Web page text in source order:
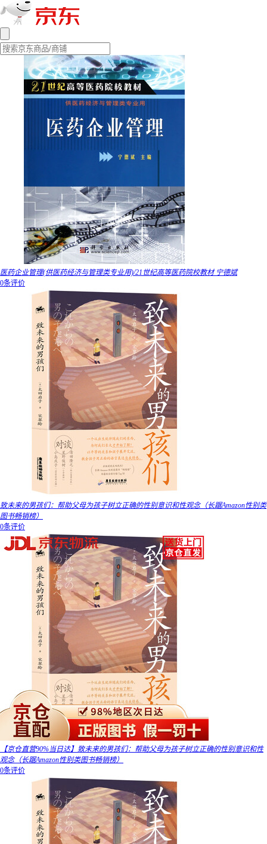
医药企业管理(供医药经济与管理类专业用)/21世纪高等医药院校教材 宁德斌
0条评价
致未来的男孩们：帮助父母为孩子树立正确的性别意识和性观念（长踞Amazon性别类
图书畅销榜）
0条评价
【京仓直营90%当日达】致未来的男孩们：帮助父母为孩子树立正确的性别意识和性
观念（长踞Amazon性别类图书畅销榜）
0条评价